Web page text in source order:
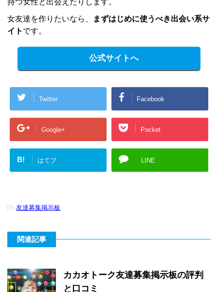
持つ女性と出会えたりします。
女友達を作りたいなら、
まずはじめに使うべき出会い系サ
イト です。
公式サイトへ
Twitter Facebook
Google+ Pocket
B! はてブ LINE
-友達募集掲示板
関連記事
カカオトーク友達募集掲示板の評判
と口コミ